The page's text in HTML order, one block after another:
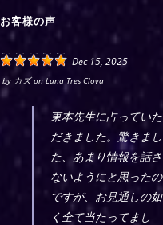
お客様の声
Dec 15, 2025
by カズon Luna Tres Clova
東本先生に占っていた
だきました。驚きまし
た、あまり情報を話さ
ないようにと思ったの
ですが、お見通しの如
く全て当たってまし